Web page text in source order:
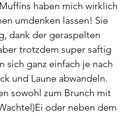
haben mich wirklich
umdenken lassen! Sie
dank der geraspelten
trotzdem super saftig
sich ganz einfach je nach
und Laune abwandeln.
sowohl zum Brunch mit
oder neben dem